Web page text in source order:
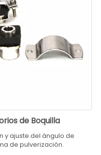
de Boquilla
y ajuste del ángulo de
de pulverización.